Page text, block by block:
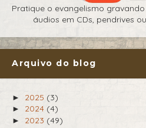
Pratique o evangelismo
áudios em CDs, pendrives
Arquivo do blog
► 2025 (3)
► 2024 (4)
► 2023 (49)